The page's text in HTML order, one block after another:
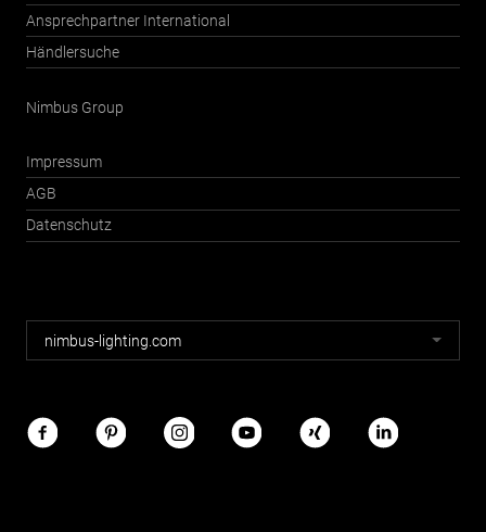
Ansprechpartner International
Händlersuche
Nimbus Group
Impressum
AGB
Datenschutz
Nimbus
Webseiten
nimbus-lighting.com
Nimbus
im